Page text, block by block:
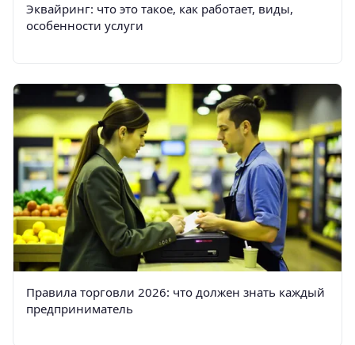
Эквайринг: что это такое, как работает, виды,
особенности услуги
Правила торговли 2026: что должен знать каждый
предприниматель